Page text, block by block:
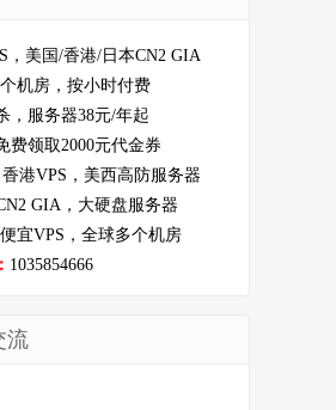
，美国/香港/日本CN2 GIA
个机房，按小时付费
，服务器38元/年起
费领取2000元代金券
香港VPS，美西高防服务器
GIA，大硬盘服务器
便宜VPS，全球多个机房
1035854666
流